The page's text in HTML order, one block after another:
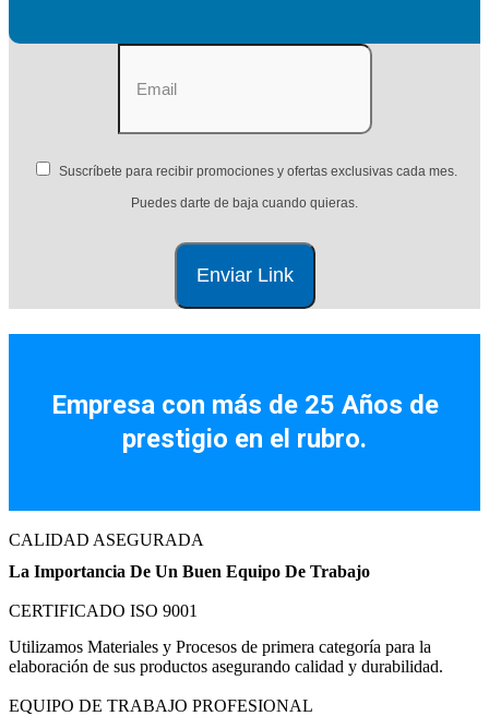
Suscríbete para recibir promociones y ofertas exclusivas cada mes.
Puedes darte de baja cuando quieras.
Empresa con más de 25 Años de
prestigio en el rubro.
CALIDAD ASEGURADA
La Importancia De Un Buen Equipo De Trabajo
CERTIFICADO ISO 9001
Utilizamos Materiales y Procesos de primera categoría para la
elaboración de sus productos asegurando calidad y durabilidad.
EQUIPO DE TRABAJO PROFESIONAL